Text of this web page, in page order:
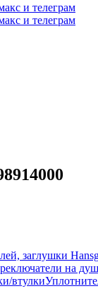
и телеграм
и телеграм
заглушки
на душ
втулки